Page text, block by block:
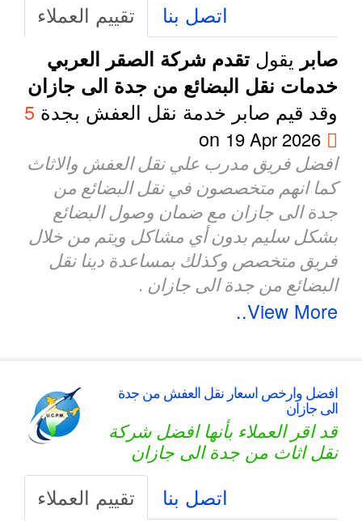
تقييم العملاء اتصل بنا
صابريقولتقدم شركة الصقر العربي
خدمات نقل البضائع من جدة الى جازان
وقد قيم صابر خدمة نقل العفش بجدة5
19 Apr 2026
افضل فريق مدرب علي نقل العفش والاثاث
كما انهم متخصصون في نقل البضائع من
جدة الى جازان مع ضمان وصول البضائع
بشكل سليم بدون أي مشاكل ويتم من خلال
فريق متخصص وكذلك بمساعدة دينا نقل
البضائع من جدة الى جازان .
View More..
افضل وارخص اسعار نقل العفش من جدة
الى جازان
قد اقر العملاء بأنها افضل شركة
نقل اثاث من جدة الى جازان
تقييم العملاء اتصل بنا